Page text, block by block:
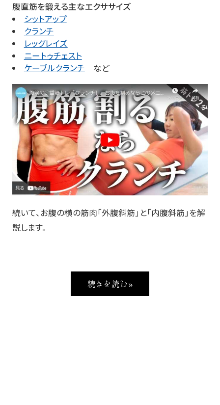
腹直筋を鍛える主なエクササイズ
シットアップ
クランチ
レッグレイズ
ニートゥチェスト
ケーブルクランチ など
続いて、お腹の横の筋肉「外腹斜筋」と「内腹斜筋」を解
説します。
続きを読む »